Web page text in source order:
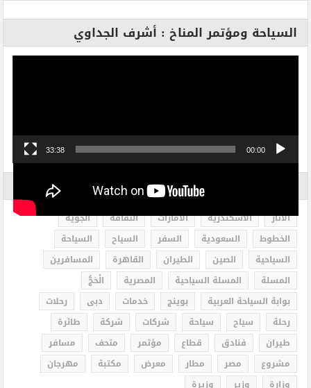
السياحة ومؤتمر المناخ : أشرف الجداوي
00:00
33:38
الاثار الاسكندرية الامارات الثقافة
الجوية
الخطوط
السعودية السفر السياح
السياحة
السياحية
الصين الطيران القاهرة
المسافرين
المسلة
المسلة السياحية المصرية
الْحَجُّ
بوابة السياحة العربية
بوينج خدمات دبى
رحلات
رحلة
سياح سياحة شركات شركة
طائرة
طيران
فنادق قطاع مؤتمر متحف
مسافر
مشروع
مصر مطار معرض مكتبة
مهرجان
وزارة
وزير وزيرة